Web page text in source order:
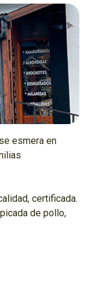
esmera en
certificada.
de pollo,